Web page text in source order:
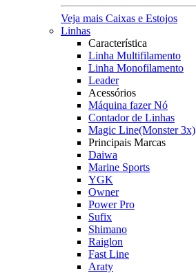
Veja mais Caixas e Estojos
Linhas
Característica
Linha Multifilamento
Linha Monofilamento
Leader
Acessórios
Máquina fazer Nó
Contador de Linhas
Magic Line(Monster 3x)
Principais Marcas
Daiwa
Marine Sports
YGK
Owner
Power Pro
Sufix
Shimano
Raiglon
Fast Line
Araty